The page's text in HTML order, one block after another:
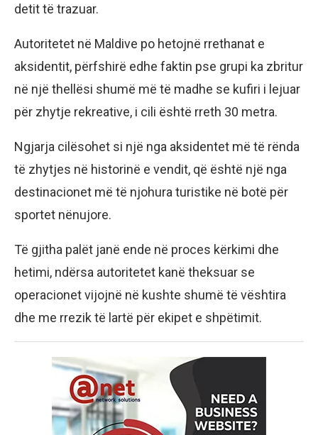
detit të trazuar.
Autoritetet në Maldive po hetojnë rrethanat e
aksidentit, përfshirë edhe faktin pse grupi ka zbritur
në një thellësi shumë më të madhe se kufiri i lejuar
për zhytje rekreative, i cili është rreth 30 metra.
Ngjarja cilësohet si një nga aksidentet më të rënda
të zhytjes në historinë e vendit, që është një nga
destinacionet më të njohura turistike në botë për
sportet nënujore.
Të gjitha palët janë ende në proces kërkimi dhe
hetimi, ndërsa autoritetet kanë theksuar se
operacionet vijojnë në kushte shumë të vështira
dhe me rrezik të lartë për ekipet e shpëtimit.